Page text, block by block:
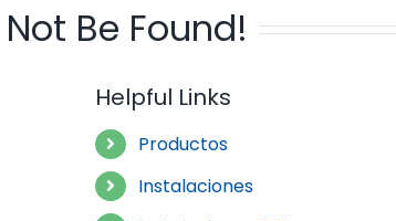
Be Found!
Helpful Links
Productos
Instalaciones